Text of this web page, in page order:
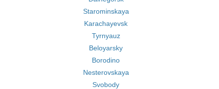
Starominskaya
Karachayevsk
Tyrnyauz
Beloyarsky
Borodino
Nesterovskaya
Svobody